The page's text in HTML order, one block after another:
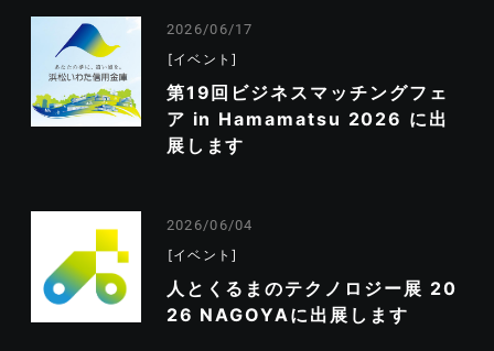
2026/06/17
イベント
第19回ビジネスマッチングフェ
ア in Hamamatsu 2026 に出
展します
2026/06/04
イベント
人とくるまのテクノロジー展 20
26 NAGOYAに出展します